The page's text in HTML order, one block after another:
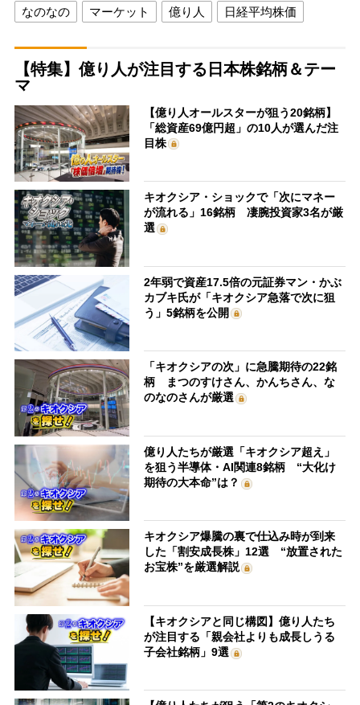
なのなの マーケット 億り人 日経平均株価
【特集】億り人が注目する日本株銘柄＆テー
マ
【億り人オールスターが狙う20銘柄】
「総資産69億円超」の10人が選んだ注
目株
キオクシア・ショックで「次にマネー
が流れる」16銘柄 凄腕投資家3名が厳
選
2年弱で資産17.5倍の元証券マン・かぶ
カブキ氏が「キオクシア急落で次に狙
う」5銘柄を公開
「キオクシアの次」に急騰期待の22銘
柄 まつのすけさん、かんちさん、な
のなのさんが厳選
億り人たちが厳選「キオクシア超え」
を狙う半導体・AI関連8銘柄 “大化け
期待の大本命”は？
キオクシア爆騰の裏で仕込み時が到来
した「割安成長株」12選 “放置された
お宝株”を厳選解説
【キオクシアと同じ構図】億り人たち
が注目する「親会社よりも成長しうる
子会社銘柄」9選